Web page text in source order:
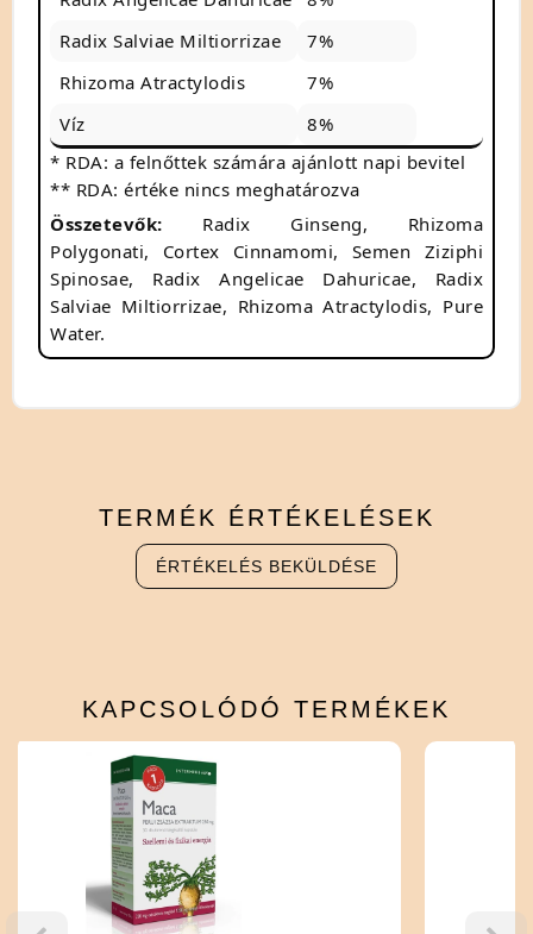
Radix Salviae Miltiorrizae
7%
Rhizoma Atractylodis
7%
Víz
8%
* RDA: a felnőttek számára ajánlott napi bevitel
** RDA: értéke nincs meghatározva
Összetevők: Radix Ginseng, Rhizoma
Polygonati, Cortex Cinnamomi, Semen Ziziphi
Spinosae, Radix Angelicae Dahuricae, Radix
Salviae Miltiorrizae, Rhizoma Atractylodis, Pure
Water.
TERMÉK ÉRTÉKELÉSEK
ÉRTÉKELÉS BEKÜLDÉSE
KAPCSOLÓDÓ TERMÉKEK